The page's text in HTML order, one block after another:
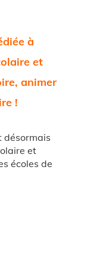
à
et
animer
!
désormais
et
écoles de